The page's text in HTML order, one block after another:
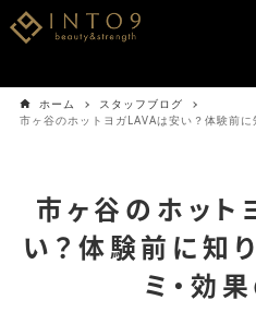
ホーム
スタッフブログ
市ヶ谷のホットヨガLAVAは安い？体験前
市ヶ谷のホッ
い？体験前に知
ミ・効